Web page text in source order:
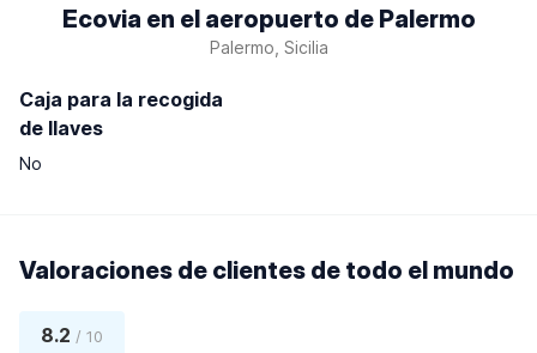
Ecovia en el aeropuerto de Palermo
Palermo, Sicilia
Caja para la recogida
de llaves
No
Valoraciones de clientes de todo el mundo
8.2 / 10